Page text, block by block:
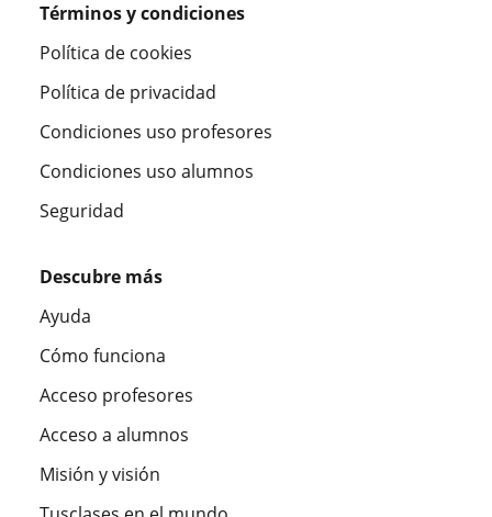
Términos y condiciones
Política de cookies
Política de privacidad
Condiciones uso profesores
Condiciones uso alumnos
Seguridad
Descubre más
Ayuda
Cómo funciona
Acceso profesores
Acceso a alumnos
Misión y visión